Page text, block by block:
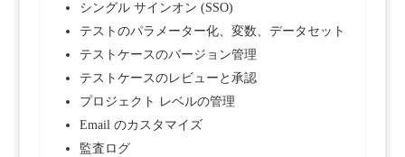
シングル サインオン (SSO)
テストのパラメーター化、変数、データセット
テストケースのバージョン管理
テストケースのレビューと承認
プロジェクト レベルの管理
Email のカスタマイズ
監査ログ